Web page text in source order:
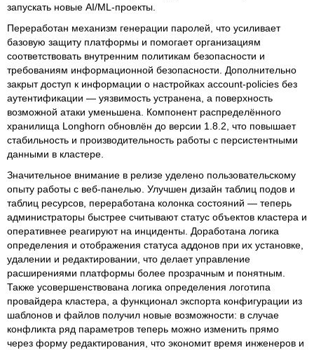
запускать новые AI/ML-проекты.
Переработан механизм генерации паролей, что усиливает
базовую защиту платформы и помогает организациям
соответствовать внутренним политикам безопасности и
требованиям информационной безопасности. Дополнительно
закрыт доступ к информации о настройках account-policies без
аутентификации — уязвимость устранена, а поверхность
возможной атаки уменьшена. Компонент распределённого
хранилища Longhorn обновлён до версии 1.8.2, что повышает
стабильность и производительность работы с персистентными
данными в кластере.
Значительное внимание в релизе уделено пользовательскому
опыту работы с веб-панелью. Улучшен дизайн таблиц подов и
таблиц ресурсов, переработана колонка состояний — теперь
администраторы быстрее считывают статус объектов кластера и
оперативнее реагируют на инциденты. Доработана логика
определения и отображения статуса аддонов при их установке,
удалении и редактировании, что делает управление
расширениями платформы более прозрачным и понятным.
Также усовершенствована логика определения логотипа
провайдера кластера, а функционал экспорта конфигурации из
шаблонов и файлов получил новые возможности: в случае
конфликта ряд параметров теперь можно изменить прямо
через форму редактирования, что экономит время инженеров и